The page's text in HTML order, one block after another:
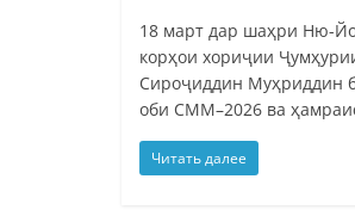
18 март дар шаҳри Ню-
корҳои хориҷии
Сироҷиддин Муҳриддин
оби СММ–2026 ва
Читать далее